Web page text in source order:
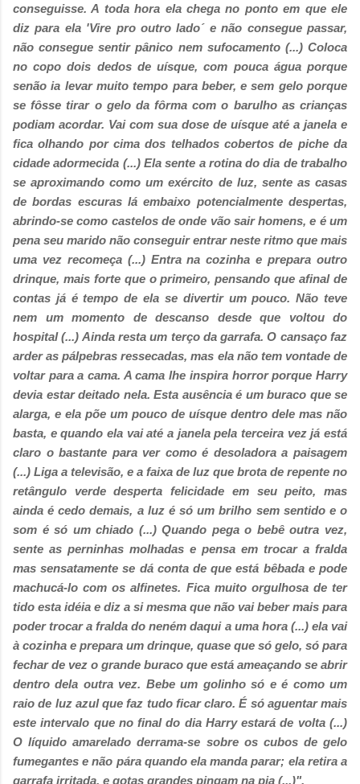
conseguisse. A toda hora ela chega no ponto em que ele
diz para ela 'Vire pro outro lado´ e não consegue passar,
não consegue sentir pânico nem sufocamento (...)Coloca
no copo dois dedos de uísque, com pouca água porque
senão ia levar muito tempo para beber, e sem gelo porque
se fôsse tirar o gelo da fôrma com o barulho as crianças
podiam acordar. Vai com sua dose de uísque até a janela e
fica olhando por cima dos telhados cobertos de piche da
cidade adormecida (...) Ela sente a rotina do dia de trabalho
se aproximando como um exército de luz, sente as casas
de bordas escuras lá embaixo potencialmente despertas,
abrindo-se como castelos de onde vão sair homens, e é um
pena seu marido não conseguir entrar neste ritmo que mais
uma vez recomeça (...) Entra na cozinha e prepara outro
drinque, mais forte que o primeiro, pensando que afinal de
contas já é tempo de ela se divertir um pouco. Não teve
nem um momento de descanso desde que voltou do
hospital (...) Ainda resta um terço da garrafa. O cansaço faz
arder as pálpebras ressecadas, mas ela não tem vontade de
voltar para a cama. A cama lhe inspira horror porque Harry
devia estar deitado nela. Esta ausência é um buraco que se
alarga, e ela põe um pouco de uísque dentro dele mas não
basta, e quando ela vai até a janela pela terceira vez já está
claro o bastante para ver como é desoladora a paisagem
(...) Liga a televisão, e a faixa de luz que brota de repente no
retângulo verde desperta felicidade em seu peito, mas
ainda é cedo demais, a luz é só um brilho sem sentido e o
som é só um chiado (...) Quando pega o bebê outra vez,
sente as perninhas molhadas e pensa em trocar a fralda
mas sensatamente se dá conta de que está bêbada e pode
machucá-lo com os alfinetes. Fica muito orgulhosa de ter
tido esta idéia e diz a si mesma que não vai beber mais para
poder trocar a fralda do neném daqui a uma hora (...) ela vai
à cozinha e prepara um drinque, quase que só gelo, só para
fechar de vez o grande buraco que está ameaçando se abrir
dentro dela outra vez. Bebe um golinho só e é como um
raio de luz azul que faz tudo ficar claro. É só aguentar mais
este intervalo que no final do dia Harry estará de volta (...)
O líquido amarelado derrama-se sobre os cubos de gelo
fumegantes e não pára quando ela manda parar; ela retira a
garrafa irritada, e gotas grandes pingam na pia (...)".